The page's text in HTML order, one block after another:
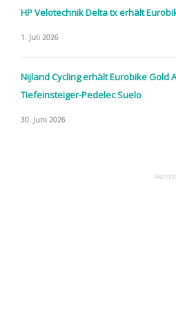
HP Velotechnik Delta tx erhält
1. Juli 2026
Nijland Cycling erhält Eurobike Gold
Tiefeinsteiger-Pedelec Suelo
30. Juni 2026